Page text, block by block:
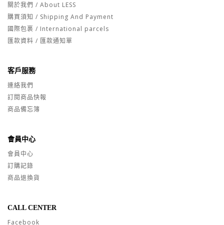
關於我們 / About LESS
購買須知 / Shipping And Payment
國際包裹 / International parcels
匯款資料 / 匯款通知單
客戶服務
連絡我們
訂閱商品快報
商品備忘簿
會員中心
會員中心
訂購記錄
商品退換貨
CALL CENTER
Facebook